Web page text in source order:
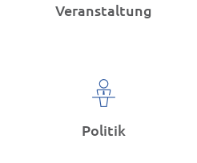
Veranstaltung
Politik